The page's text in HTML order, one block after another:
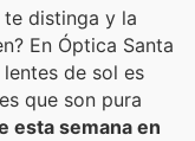
te distinga y la
En Óptica Santa
de sol es
que son pura
esta semana en